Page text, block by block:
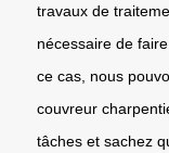
travaux de
nécessaire de
ce cas, nous
couvreur
tâches et sachez